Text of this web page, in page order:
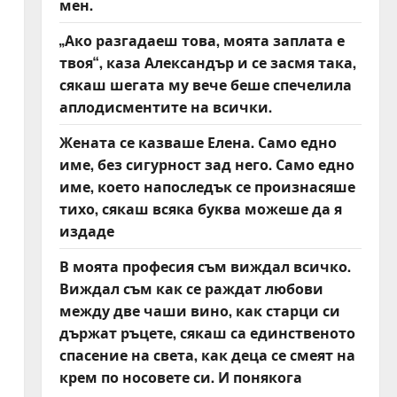
мен.
„Ако разгадаеш това, моята заплата е
твоя“, каза Александър и се засмя така,
сякаш шегата му вече беше спечелила
аплодисментите на всички.
Жената се казваше Елена. Само едно
име, без сигурност зад него. Само едно
име, което напоследък се произнасяше
тихо, сякаш всяка буква можеше да я
издаде
В моята професия съм виждал всичко.
Виждал съм как се раждат любови
между две чаши вино, как старци си
държат ръцете, сякаш са единственото
спасение на света, как деца се смеят на
крем по носовете си. И понякога